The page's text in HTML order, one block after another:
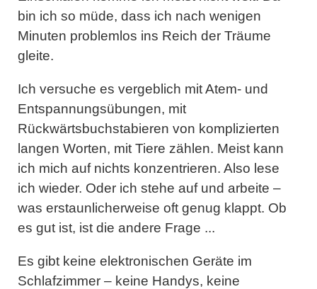
bin ich so müde, dass ich nach wenigen
Minuten problemlos ins Reich der Träume
gleite.
Ich versuche es vergeblich mit Atem- und
Entspannungsübungen, mit
Rückwärtsbuchstabieren von komplizierten
langen Worten, mit Tiere zählen. Meist kann
ich mich auf nichts konzentrieren. Also lese
ich wieder. Oder ich stehe auf und arbeite –
was erstaunlicherweise oft genug klappt. Ob
es gut ist, ist die andere Frage ...
Es gibt keine elektronischen Geräte im
Schlafzimmer – keine Handys, keine